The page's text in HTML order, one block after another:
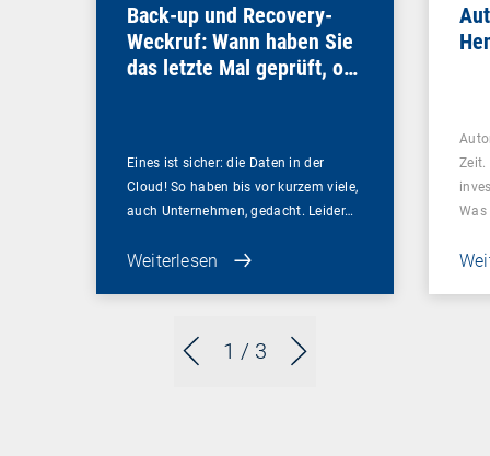
1 / 3
Back-up und Recovery-
Weckruf: Wann haben Sie
das letzte Mal geprüft, ob
Eines ist sicher: die Daten in der
Cloud! So haben bis vor kurzem viele,
auch Unternehmen, gedacht. Leider…
Weiterlesen
Zeit.